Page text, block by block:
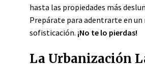
hasta las propiedades más
Prepárate para adentrarte en un
sofisticación. ¡No te lo pierdas!
La Urbanización